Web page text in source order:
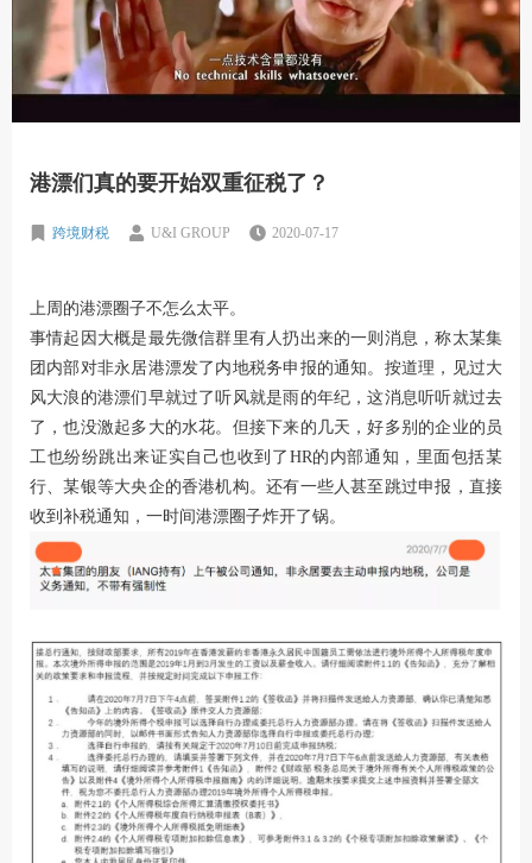
港漂们真的要开始双重征税了？
跨境财税 U&I GROUP 2020-07-17
上周的港漂圈子不怎么太平。
事情起因大概是最先微信群里有人扔出来的一则消息，称太某集
团内部对非永居港漂发了内地税务申报的通知。按道理，见过大
风大浪的港漂们早就过了听风就是雨的年纪，这消息听听就过去
了，也没激起多大的水花。但接下来的几天，好多别的企业的员
工也纷纷跳出来证实自己也收到了HR的内部通知，里面包括某
行、某银等大央企的香港机构。还有一些人甚至跳过申报，直接
收到补税通知，一时间港漂圈子炸开了锅。